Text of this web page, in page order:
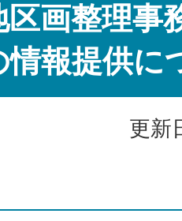
区画整理事
情報提供に
更新